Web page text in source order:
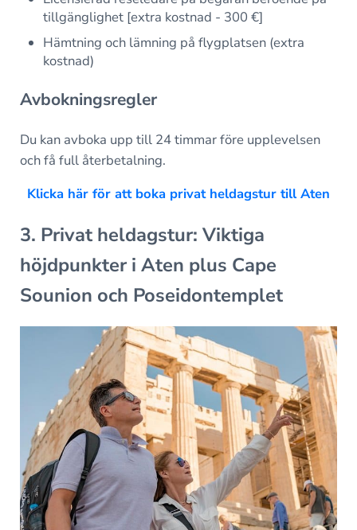
tillgänglighet [extra kostnad - 300 €]
Hämtning och lämning på flygplatsen (extra
kostnad)
Avbokningsregler
Du kan avboka upp till 24 timmar före upplevelsen
och få full återbetalning.
Klicka här för att boka privat heldagstur till Aten
3. Privat heldagstur: Viktiga
höjdpunkter i Aten plus Cape
Sounion och Poseidontemplet